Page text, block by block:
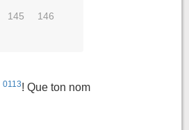
145 146
0113! Que ton nom